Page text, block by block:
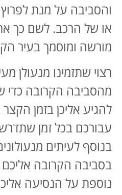
והסביבה על מנת
או של הרכב. לשם כך
מורשה ומוסמך בעיר
רצוי שתזמינו מנעולן
מהסביבה הקרובה כדי
להגיע אליכן בזמן הקצר
עבורכם בכל זמן
בנוסף לעיתים
בסביבה הקרובה
נוספת על הנסיעה